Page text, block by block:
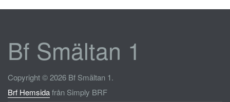
Bf Smältan 1
Copyright © 2026 Bf Smältan 1.
Brf Hemsidafrån Simply BRF